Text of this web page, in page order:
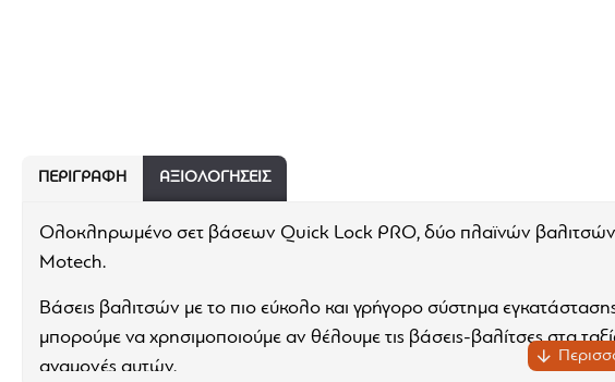
ΠΕΡΙΓΡΑΦΉ ΑΞΙΟΛΟΓΗΣΕΙΣ
Ολοκληρωμένο σετ βάσεων Quick Lock PRO, δύο πλαϊνών βαλιτσών
Motech.
Βάσεις βαλιτσών με το πιο εύκολο και γρήγορο σύστημα
μπορούμε να χρησιμοποιούμε αν θέλουμε τις βάσεις-βαλίτσες στα
αναμονές αυτών.